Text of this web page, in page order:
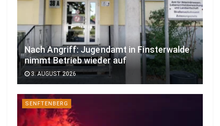
Nach Angriff: Jugendamt in Finsterwalde
nimmt Betrieb wieder auf
3. AUGUST 2026
SENFTENBERG